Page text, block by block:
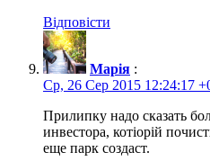
Відповісти
Марія :
Ср, 26 Сер 2015 12:24:17
Прилипку надо сказать
инвестора, котіорій
еще парк создаст.